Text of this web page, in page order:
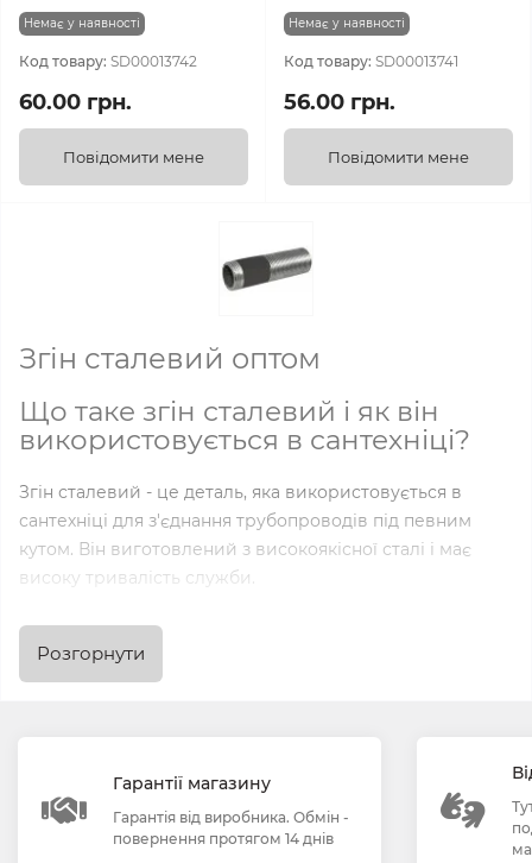
Немає у наявності
Код товару: SD00013742
60.00 грн.
Повідомити мене
Немає у наявності
Код товару: SD00013741
56.00 грн.
Повідомити мене
Згін сталевий оптом
Що таке згін сталевий і як він
використовується в сантехніці?
Згін сталевий - це деталь, яка використовується в
сантехніці для з'єднання трубопроводів під певним
кутом. Він виготовлений з високоякісної сталі і має
високу тривалість служби.
Переваги використання згінів
сталевих в сантехніці
тискові навантаження.
2. Корозійна стійкість: сталеві згіни мають високу
Розгорнути
Гарантії магазину
Гарантія від виробника. Обмін -
повернення протягом 14 днів